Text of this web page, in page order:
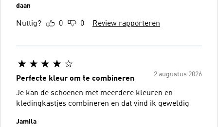
daan
Nuttig? 0 0 Review rapporteren
2 augustus 2026
Perfecte kleur om te combineren
Je kan de schoenen met meerdere kleuren en
kledingkastjes combineren en dat vind ik geweldig
Jamila